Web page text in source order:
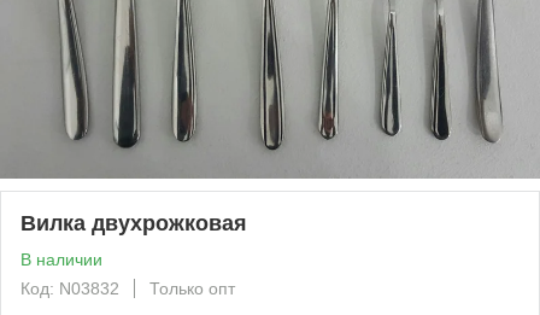
Вилка двухрожковая
В наличии
Код: N03832
Только опт